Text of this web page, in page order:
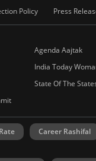
Policy Press
Agenda Aajtak
India Today
State Of The
Career Rashifal